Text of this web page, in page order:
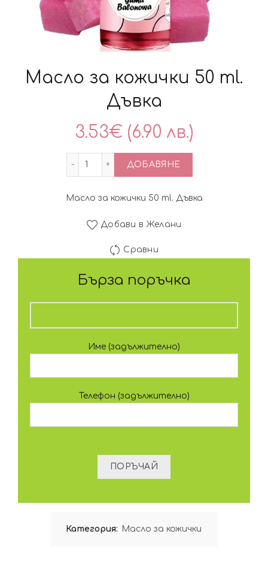
Масло за кожички 50 ml.
Дъвка
3.53€ (6.90 лв.)
количество за Масло за кожички 50 ml.
ДОБАВЯНЕ
Масло за кожички 50 ml. Дъвка
Добави в Желани
Сравни
Бърза поръчка
Име (задължително)
Телефон (задължително)
Категория: Масло за кожички